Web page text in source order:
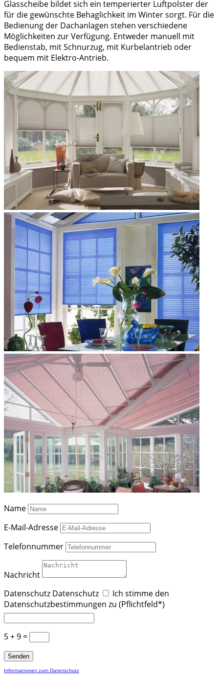
Glasscheibe bildet sich ein temperierter Luftpolster der
für die gewünschte Behaglichkeit im Winter sorgt. Für die
Bedienung der Dachanlagen stehen verschiedene
Möglichkeiten zur Verfügung. Entweder manuell mit
Bedienstab, mit Schnurzug, mit Kurbelantrieb oder
bequem mit Elektro-Antrieb.
Name
E-Mail-Adresse
Telefonnummer
Nachricht
Datenschutz Datenschutz
Ich stimme den
Datenschutzbestimmungen zu (Pflichtfeld*)
5 + 9 =
Senden
Informationen zum Datenschutz